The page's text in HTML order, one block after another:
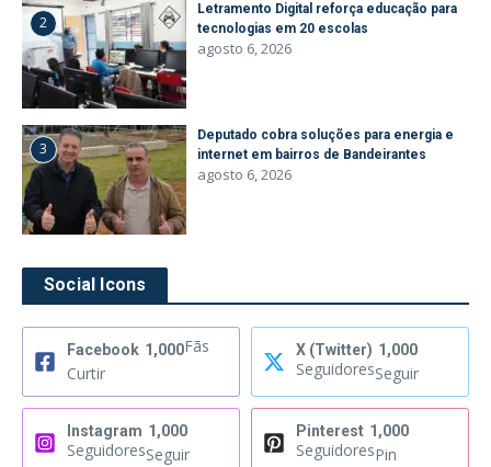
2
Letramento Digital reforça educação para
tecnologias em 20 escolas
agosto 6, 2026
3
Deputado cobra soluções para energia e
internet em bairros de Bandeirantes
agosto 6, 2026
Social Icons
Facebook 1,000Fãs
Curtir
X (Twitter) 1,000
SeguidoresSeguir
Instagram 1,000
SeguidoresSeguir
Pinterest 1,000
SeguidoresPin